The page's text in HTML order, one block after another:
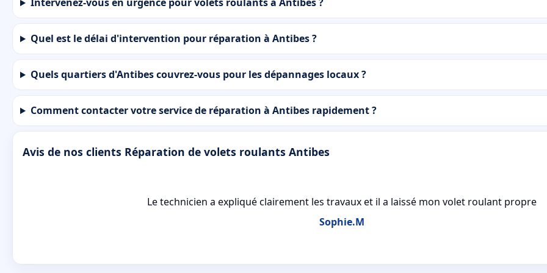
Quel est le délai d'intervention pour réparation à Antibes ?
Quels quartiers d'Antibes couvrez-vous pour les dépannages locaux ?
Comment contacter votre service de réparation à Antibes rapidement ?
Avis de nos clients Réparation de volets roulants Antibes
Le technicien a expliqué clairement les travaux et il a laissé mon volet roulant propre
Sophie.M